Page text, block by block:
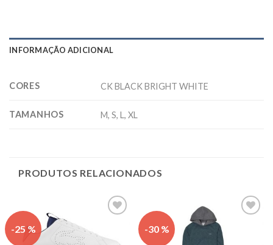
INFORMAÇÃO ADICIONAL
CORES CK BLACK BRIGHT WHITE
TAMANHOS M, S, L, XL
PRODUTOS RELACIONADOS
-25 %
desejos
-30 %